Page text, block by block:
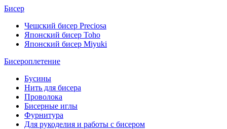
Бисер
Чешский бисер Preciosa
Японский бисер Toho
Японский бисер Miyuki
Бисероплетение
Бусины
Нить для бисера
Проволока
Бисерные иглы
Фурнитура
Для рукоделия и работы с бисером